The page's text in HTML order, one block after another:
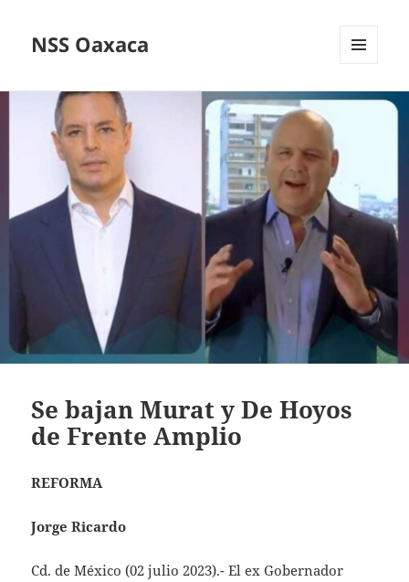
NSS Oaxaca
WIDGETS
Se bajan Murat y De Hoyos
de Frente Amplio
REFORMA
Jorge Ricardo
Cd. de México (02 julio 2023).- El ex Gobernador